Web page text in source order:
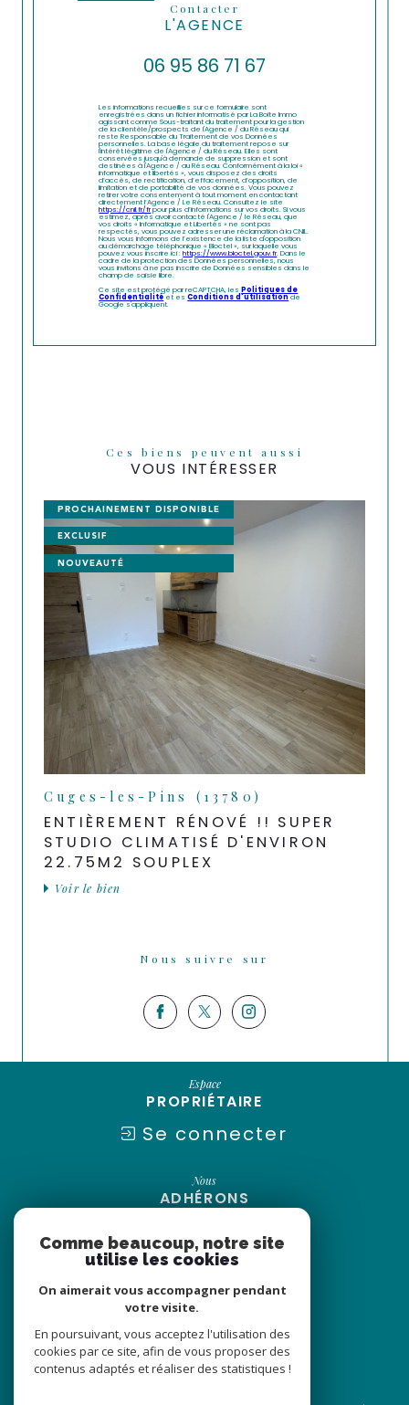
contacter
L'AGENCE
06 95 86 71 67
Les informations recueillies sur ce formulaire sont
enregistrées dans un fichier informatisé par La Boite Immo
agissant comme Sous-traitant du traitement pour la gestion
de la clientèle/prospects de l'Agence / du Réseau qui
reste Responsable du Traitement de vos Données
personnelles. La base légale du traitement repose sur
l'intérêt légitime de l'Agence / du Réseau. Elles sont
conservées jusqu'à demande de suppression et sont
destinées à l'Agence / au Réseau. Conformément à la loi «
informatique et libertés », vous disposez des droits
d’accès, de rectification, d’effacement, d’opposition, de
limitation et de portabilité de vos données. Vous pouvez
retirer votre consentement à tout moment en contactant
directement l’Agence / Le Réseau. Consultez le site
https://cnil.fr/frpour plus d’informations sur vos droits. Si vous
estimez, après avoir contacté l'Agence / le Réseau, que
vos droits « Informatique et Libertés » ne sont pas
respectés, vous pouvez adresser une réclamation à la CNIL.
Nous vous informons de l’existence de la liste d'opposition
au démarchage téléphonique « Bloctel », sur laquelle vous
pouvez vous inscrire ici :https://www.bloctel.gouv.fr. Dans le
cadre de la protection des Données personnelles, nous
vous invitons à ne pas inscrire de Données sensibles dans le
champ de saisie libre.
Ce site est protégé par reCAPTCHA, lesPolitiques de
Confidentialité et esConditions d'utilisation de
Google s'appliquent.
Ces biens peuvent aussi
VOUS INTÉRESSER
PROCHAINEMENT DISPONIBLE
EXCLUSIF
NOUVEAUTÉ
Cuges-les-Pins (13780)
ENTIÈREMENT RÉNOVÉ !! SUPER
STUDIO CLIMATISÉ D'ENVIRON
22.75M2 SOUPLEX
Voir le bien
Nous suivre sur
Espace
PROPRIÉTAIRE
Se connecter
Nous
ADHÉRONS
Comme beaucoup, notre site
utilise les cookies
On aimerait vous accompagner pendant
votre visite.
En poursuivant, vous acceptez l'utilisation des
cookies par ce site, afin de vous proposer des
contenus adaptés et réaliser des statistiques !